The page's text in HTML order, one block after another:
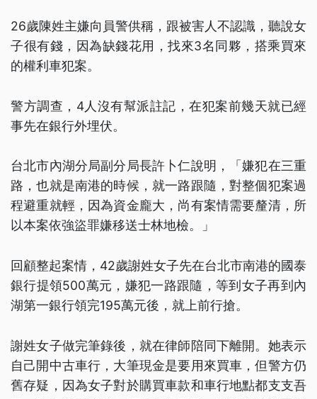
26歲陳姓主嫌向員警供稱，跟被害人不認識，聽說女
子很有錢，因為缺錢花用，找來3名同夥，搭乘買來
的權利車犯案。
警方調查，4人沒有幫派註記，在犯案前幾天就已經
事先在銀行外埋伏。
台北市內湖分局副分局長許卜仁說明，「嫌犯在三重
路，也就是南港的時候，就一路跟隨，對整個犯案過
程避重就輕，因為資金龐大，尚有案情需要釐清，所
以本案依強盜罪嫌移送士林地檢。」
回顧整起案情，42歲謝姓女子先在台北市南港的國泰
銀行提領500萬元，嫌犯一路跟隨，等到女子再到內
湖第一銀行領完195萬元後，就上前行搶。
謝姓女子做完筆錄後，就在律師陪同下離開。她表示
自己開中古車行，大筆現金是要用來買車，但警方仍
舊存疑，因為女子對於購買車款和車行地點都支支吾